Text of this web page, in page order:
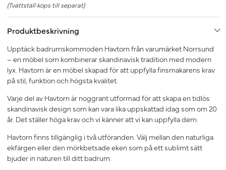
(Tvättställ köps till separat)
Produktbeskrivning
Upptäck badrumskommoden Havtorn från varumärket Norrsund
– en möbel som kombinerar skandinavisk tradition med modern
lyx. Havtorn är en möbel skapad för att uppfylla finsmakarens krav
på stil, funktion och högsta kvalitet.
Varje del av Havtorn är noggrant utformad för att skapa en tidlös
skandinavisk design som kan vara lika uppskattad idag som om 20
år. Det ställer höga krav och vi känner att vi kan uppfylla dem.
Havtorn finns tillgänglig i två utföranden. Välj mellan den naturliga
ekfärgen eller den mörkbetsade eken som på ett sublimt sätt
bjuder in naturen till ditt badrum.